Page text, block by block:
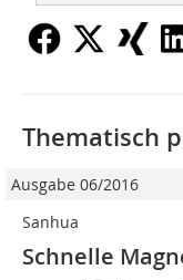
Thematisch
Ausgabe 06/2016
Sanhua
Schnelle